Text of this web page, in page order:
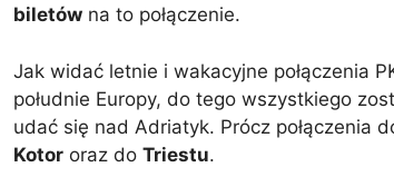
biletów na to połączenie.
Jak widać letnie i wakacyjne połączenia
południe Europy, do tego wszystkiego
udać się nad Adriatyk. Prócz połączenia
Kotor oraz do Triestu.